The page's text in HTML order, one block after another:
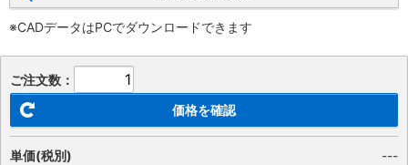
※CADデータはPCでダウンロードできます
ご注文数：
価格を確認
単価(税別) ---